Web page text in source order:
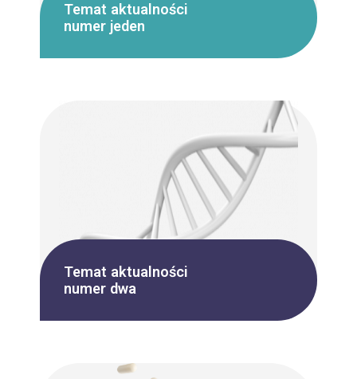
Temat aktualności
numer jeden
Temat aktualności
numer dwa